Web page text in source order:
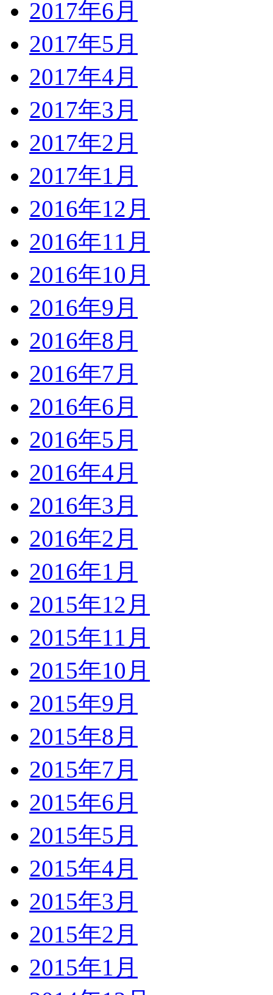
2017年6月
2017年5月
2017年4月
2017年3月
2017年2月
2017年1月
2016年12月
2016年11月
2016年10月
2016年9月
2016年8月
2016年7月
2016年6月
2016年5月
2016年4月
2016年3月
2016年2月
2016年1月
2015年12月
2015年11月
2015年10月
2015年9月
2015年8月
2015年7月
2015年6月
2015年5月
2015年4月
2015年3月
2015年2月
2015年1月